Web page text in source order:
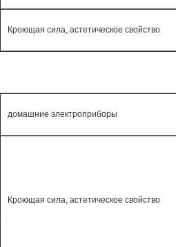
Кроющая сила, астетическое свойство
домашние электроприборы
Кроющая сила, астетическое свойство